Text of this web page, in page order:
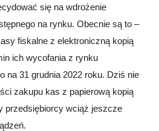
się na wdrożenie
na rynku. Obecnie są to –
fiskalne z elektroniczną kopią
ich wycofania z rynku
na 31 grudnia 2022 roku. Dziś nie
zakupu kas z papierową kopią
przedsiębiorcy wciąż jeszcze